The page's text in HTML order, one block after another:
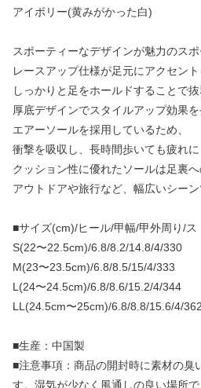
アイボリー(黄みがかった白)
スポーティーなデザインが魅力のス
レースアップ仕様が足元にアクセント
しっかりと足をホールドすることで
厚底デザインでスタイルアップ効果
エアーソールを採用しているため、
衝撃を吸収し、長時間歩いても疲れ
クッション性に優れたソールは足裏
アウトドアや旅行など、幅広いシー
■サイズ(cm)/ヒール/甲幅/甲外周り/ス
S(22〜22.5cm)/6.8/8.2/14.8/4/330
M(23〜23.5cm)/6.8/8.5/15/4/333
L(24〜24.5cm)/6.8/8.6/15.2/4/344
LL(24.5cm〜25cm)/6.8/8.8/15.6/4/362
■生産：中国製
■注意事項：商品の開封時に素材の臭
す。湿気が少なく風通しの良い場所